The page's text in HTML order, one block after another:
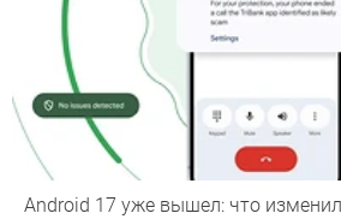
Android 17 уже вышел: что